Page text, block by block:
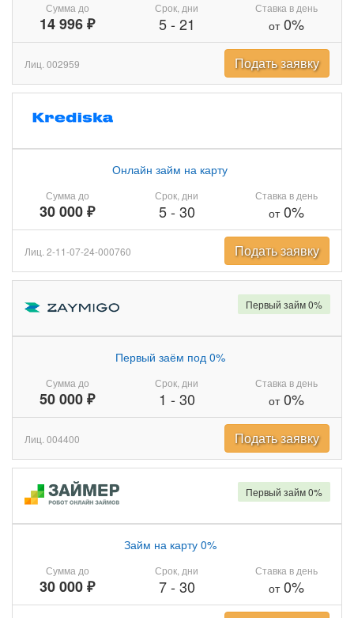
Сумма до
14 996 ₽
Срок, дни
5- 21
Ставка в день
от0%
Лиц. 002959 Подать заявку
Сумма до
30 000 ₽
Онлайн займ на карту
Срок, дни
5- 30
Ставка в день
от0%
Лиц. 2-11-07-24-000760 Подать заявку
Сумма до
50 000 ₽
Первый заём под 0%
Срок, дни
1 - 30
Ставка в день
от0%
Первый займ 0%
Лиц. 004400 Подать заявку
Сумма до
30 000 ₽
Займ на карту 0%
Срок, дни
7- 30
Ставка в день
от0%
Первый займ 0%